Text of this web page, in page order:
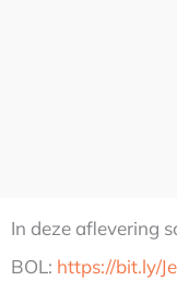
In deze aflevering
BOL: https://bit.ly/